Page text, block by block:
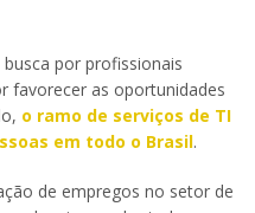
por profissionais
favorecer as oportunidades
o ramo de serviços de TI
em todo o Brasil.
de empregos no setor de